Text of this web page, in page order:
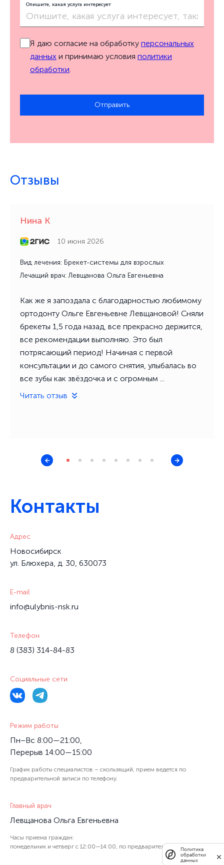
Опишите, какая услуга интересует
Я даю согласие на обработку персональных
данных и принимаю условия политики
обработки.
Отправить
Отзывы
Нина К
10 июня 2026
Вид лечения: Брекет-системы для взрослых
Лечащий врач: Левщанова Ольга Евгеньевна
Как же я запоздала с благодарностью любимому
ортодонту Ольге Евгеньевне Левщановой! Сняли
брекеты 1,5 года назад, все прекрасно держится,
все рекомендации выполняю. Это был
потрясающий период! Начиная с первой
консультации и до самого снятия, улыбалась во
все зубы как звёздочка и с огромным ...
Читать отзыв
Контакты
Адрес
Новосибирск
ул. Блюхера, д. 30, 630073
E-mail
info@ulybnis-nsk.ru
Телефон
8 (383) 314-84-83
Социальные сети
Режим работы
Пн–Вс 8:00—21:00,
Перерыв 14:00—15:00
График работы специалистов – скользящий, прием ведется по
предварительной записи по телефону.
Главный врач
Левщанова Ольга Евгеньевна
Часы приема граждан:
понедельник и четверг с 12:00—14:00, по предварительной записи
Политика
обработки
данных